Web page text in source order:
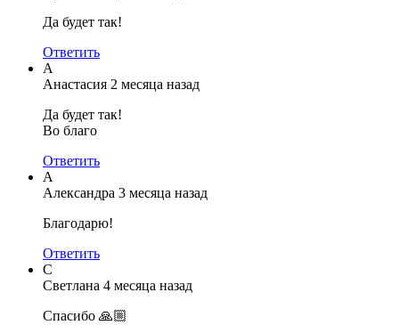
Да будет так!
Ответить
А
Анастасия 2 месяца назад
Да будет так!
Во благо
Ответить
А
Александра 3 месяца назад
Благодарю!
Ответить
С
Светлана 4 месяца назад
Спасибо 🙏🏼